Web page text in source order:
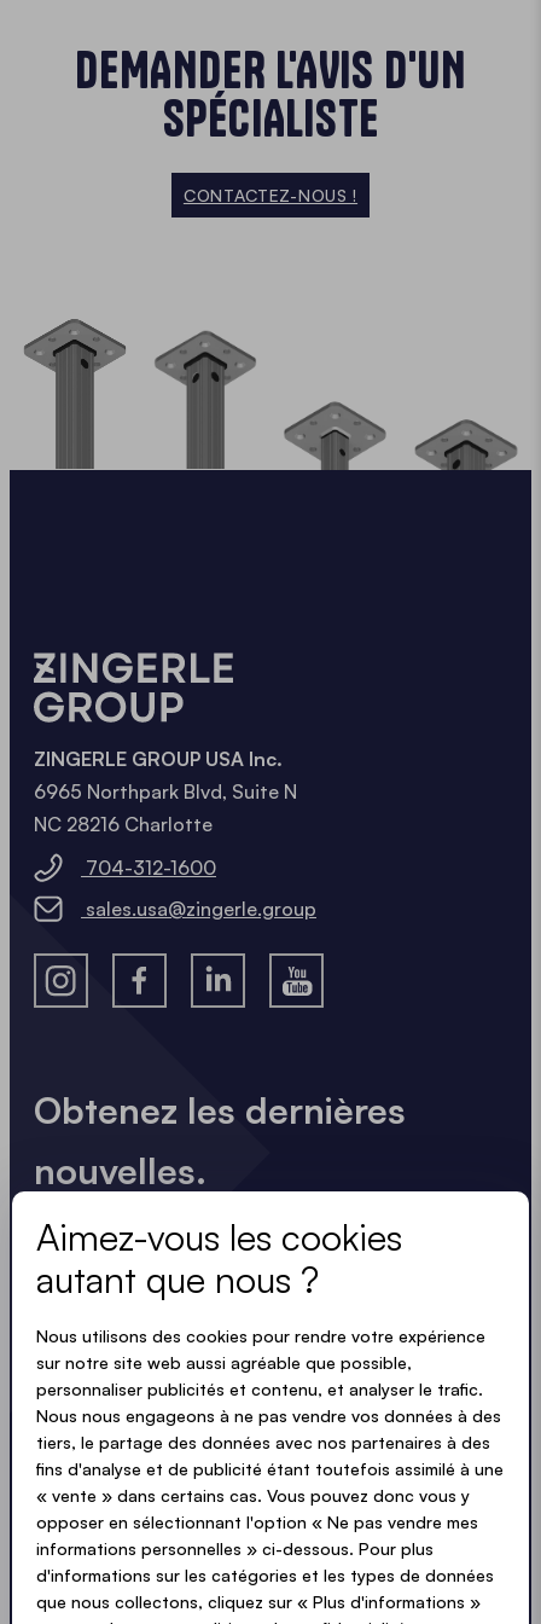
DEMANDER L'AVIS D'UN
SPÉCIALISTE
CONTACTEZ-NOUS !
Obtenez les dernières
nouvelles.
Toujours à jour. Pas de spam ! Nous sommes brefs
et percutants. Tout comme nos tentes.
ACCEPTER LA POLITIQUE DE PROTECTION
PRIVACY
Envoyer
LOADING - LOADING - LOADING - LOADING -
ZINGERLE GROUP USA Inc.
6965 Northpark Blvd, Suite N
NC 28216 Charlotte
704-312-1600
sales.usa@zingerle.group
Aimez-vous les cookies
autant que nous ?
Nous utilisons des cookies pour rendre votre expérience
sur notre site web aussi agréable que possible,
personnaliser publicités et contenu, et analyser le trafic.
Nous nous engageons à ne pas vendre vos données à des
tiers, le partage des données avec nos partenaires à des
fins d'analyse et de publicité étant toutefois assimilé à une
« vente » dans certains cas. Vous pouvez donc vous y
opposer en sélectionnant l'option « Ne pas vendre mes
informations personnelles » ci-dessous. Pour plus
d'informations sur les catégories et les types de données
que nous collectons, cliquez sur « Plus d'informations »